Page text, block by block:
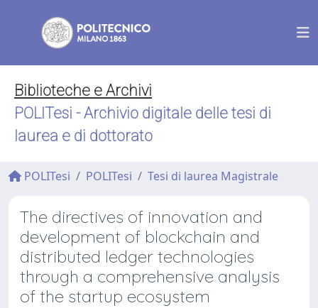
Biblioteche e Archivi
POLITesi - Archivio digitale delle tesi di
laurea e di dottorato
POLITesi POLITesi Tesi di laurea Magistrale
The directives of innovation and
development of blockchain and
distributed ledger technologies
through a comprehensive analysis
of the startup ecosystem